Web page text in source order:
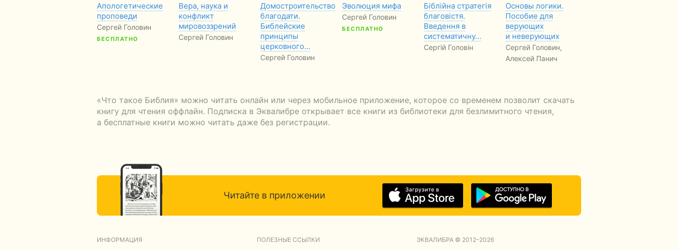
Апологетические
проповеди
Сергей Головин
БЕСПЛАТНО
Вера, наука и
конфликт
мировоззрений
Сергей Головин
Домостроительство
благодати.
Библейские
принципы
церковного…
Сергей Головин
Эволюция мифа
Сергей Головин
БЕСПЛАТНО
Біблійна стратегія
благовістя.
Введення в
систематичну…
Сергій Головін
Основы логики.
Пособие для
верующих
и неверующих
Сергей Головин,
Алексей Панич
«Что такое Библия» можно читать онлайн или через мобильное приложение, которое со временем позволит скачать
книгу для чтения оффлайн. Подписка в Эквалибре открывает все книги из библиотеки для безлимитного чтения,
а бесплатные книги можно читать даже без регистрации.
Читайте в приложении
ИНФОРМАЦИЯ ПОЛЕЗНЫЕ ССЫЛКИ ЭКВАЛИБРА © 2012–2026